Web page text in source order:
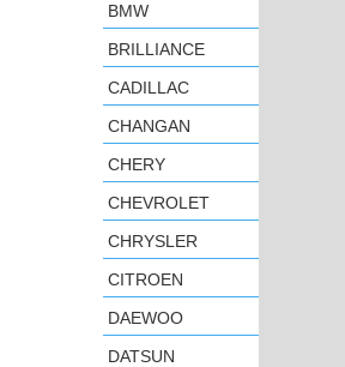
BMW
BRILLIANCE
CADILLAC
CHANGAN
CHERY
CHEVROLET
CHRYSLER
CITROEN
DAEWOO
DATSUN